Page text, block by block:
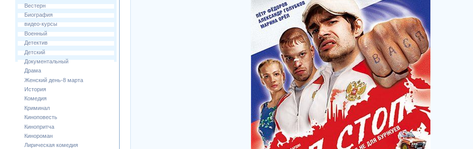
Вестерн
Биография
видео-курсы
Военный
Детектив
Детский
Документальный
Драма
Женский день-8 марта
История
Комедия
Криминал
Киноповесть
Кинопритча
Кинороман
Лирическая комедия